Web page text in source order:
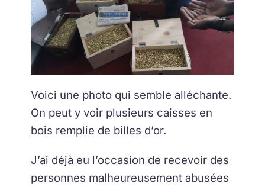
Voici une photo qui semble alléchante.
On peut y voir plusieurs caisses en
bois remplie de billes d’or.
J’ai déjà eu l’occasion de recevoir des
personnes malheureusement abusées